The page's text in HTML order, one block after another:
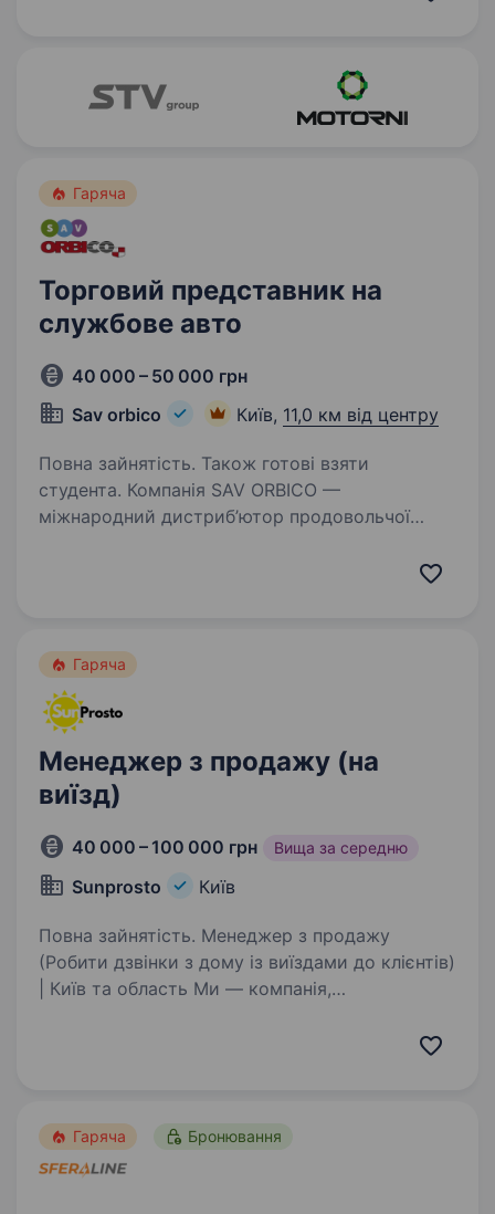
Гаряча
Торговий представник на
службове авто
40 000 – 50 000 грн
Sav orbico
Київ, 11,0 км від центру
Повна зайнятість. Також готові взяти
студента. Компанія SAV ORBICO —
міжнародний дистриб’ютор продовольчої
Гаряча
Менеджер з продажу (на
виїзд)
40 000 – 100 000 грн Вища за середню
Sunprosto Київ
Повна зайнятість. Менеджер з продажу
(Робити дзвінки з дому із виїздами до клієнтів)
| Київ та область Ми — компанія,
Гаряча Бронювання